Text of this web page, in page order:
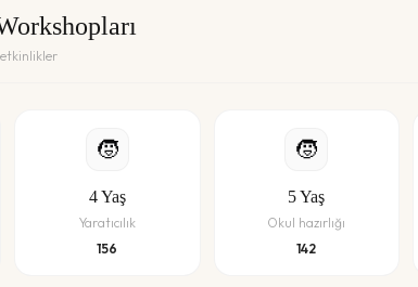
etkinlikler
🧒
4Yaş
Yaratıcılık
156
🧒
5Yaş
Okul hazırlığı
142